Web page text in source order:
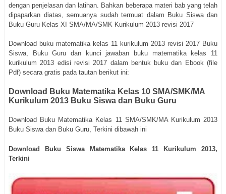
dengan penjelasan dan latihan. Bahkan beberapa materi bab yang telah
dipaparkan diatas, semuanya sudah termuat dalam Buku Siswa dan
Buku Guru Kelas XI SMA/MA/SMK Kurikulum 2013 revisi 2017
Download buku matematika kelas 11 kurikulum 2013 revisi 2017 Buku
Siswa, Buku Guru dan kunci jawaban buku matematika kelas 11
kurikulum 2013 edisi revisi 2017 dalam bentuk buku dan Ebook (file
Pdf) secara gratis pada tautan berikut ini:
Download Buku Matematika Kelas 10 SMA/SMK/MA
Kurikulum 2013 Buku Siswa dan Buku Guru
Download Buku Matematika Kelas 11 SMA/SMK/MA Kurikulum 2013
Buku Siswa dan Buku Guru, Terkini dibawah ini
Download Buku Siswa Matematika Kelas 11 Kurikulum 2013,
Terkini